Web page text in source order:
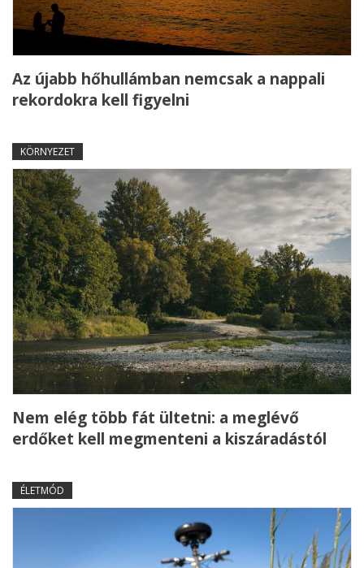
Az újabb hőhullámban nemcsak a nappali
rekordokra kell figyelni
KÖRNYEZET
Nem elég több fát ültetni: a meglévő
erdőket kell megmenteni a kiszáradástól
ÉLETMÓD